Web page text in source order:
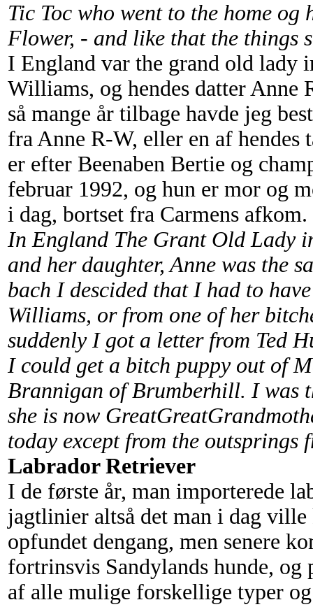
Tic Toc who went to the home
Flower, - and like that the things
I England var the grand old lady
Williams, og hendes datter
så mange år tilbage havde jeg
fra Anne R-W, eller en af
er efter Beenaben Bertie og
februar 1992, og hun er mor og
i dag, bortset fra Carmens afkom.
In England The Grant Old Lady
and her daughter, Anne was the
bach I descided that I had to
Williams, or from one of her
suddenly I got a letter from Ted
I could get a bitch puppy out of
Brannigan of Brumberhill. I was
she is now
today except from the outsprings
Labrador Retriever
I de første år, man importerede
jagtlinier altså det man i dag
opfundet dengang, men senere
fortrinsvis Sandylands hunde, og
af alle mulige forskellige typer